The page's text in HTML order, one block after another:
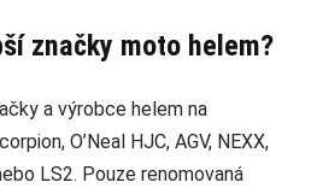
značky moto helem?
a výrobce helem na
O’Neal HJC, AGV, NEXX,
LS2. Pouze renomovaná